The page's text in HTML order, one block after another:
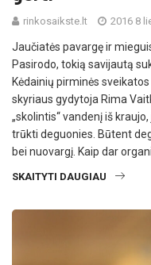
rinkosaikste.lt 2016 8
Jaučiatės pavargę ir
Pasirodo, tokią savijautą
Kėdainių pirminės
skyriaus gydytoja Rima
„skolintis“ vandenį iš
trūkti deguonies. Būtent
bei nuovargį. Kaip dar
SKAITYTI DAUGIAU